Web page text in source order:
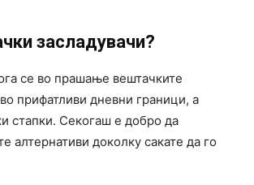
засладувачи?
се во прашање вештачките
прифатливи дневни граници, а
стапки. Секогаш е добро да
алтернативи доколку сакате да го